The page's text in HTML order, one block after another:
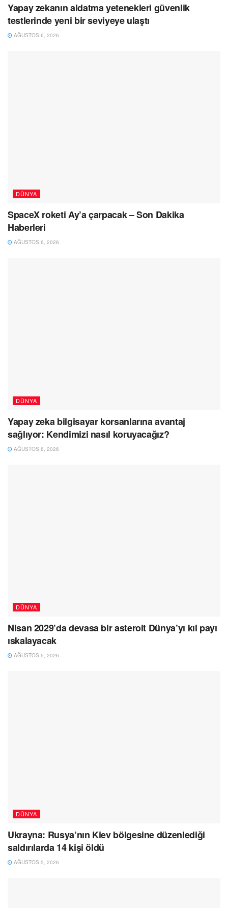
Yapay zekanın aldatma yetenekleri güvenlik
testlerinde yeni bir seviyeye ulaştı
AĞUSTOS 6, 2026
DÜNYA
SpaceX roketi Ay’a çarpacak – Son Dakika
Haberleri
AĞUSTOS 6, 2026
DÜNYA
Yapay zeka bilgisayar korsanlarına avantaj
sağlıyor: Kendimizi nasıl koruyacağız?
AĞUSTOS 6, 2026
DÜNYA
Nisan 2029’da devasa bir asteroit Dünya’yı kıl payı
ıskalayacak
AĞUSTOS 5, 2026
DÜNYA
Ukrayna: Rusya’nın Kiev bölgesine düzenlediği
saldırılarda 14 kişi öldü
AĞUSTOS 5, 2026